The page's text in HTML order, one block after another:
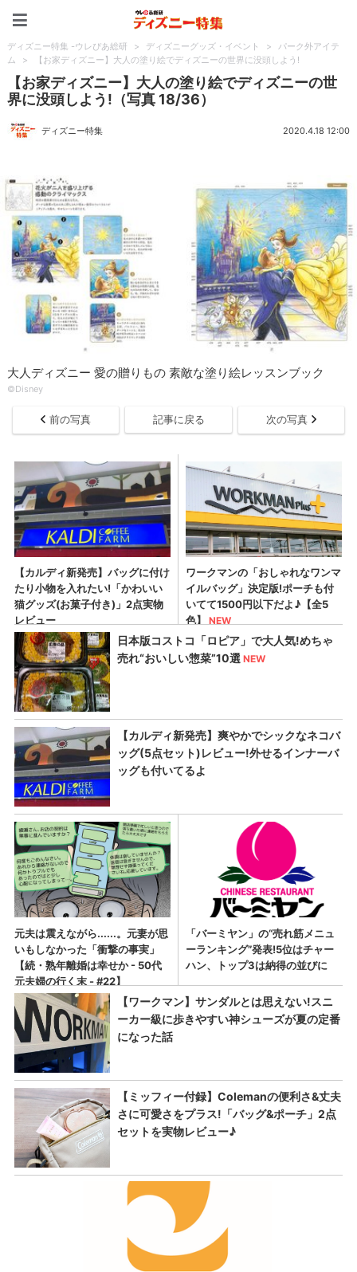
ディズニー特集 -ウレぴあ総研 > ディズニーグッズ・イベント >
パーク外アイテ
ム
> 【お家ディズニー】大人の塗り絵でディズニーの世界に没頭しよう!
【お家ディズニー】大人の塗り絵でディズニーの世
界に没頭しよう!（写真 18/36）
ディズニー特集 2020.4.18 12:00
大人ディズニー 愛の贈りもの 素敵な塗り絵レッスンブック
©︎Disney
前の写真 記事に戻る 次の写真